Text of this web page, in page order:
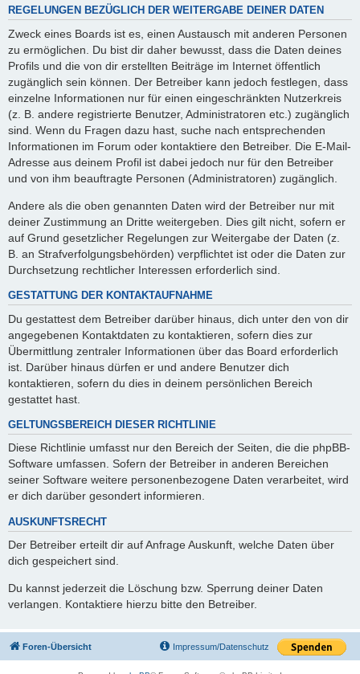
REGELUNGEN BEZÜGLICH DER WEITERGABE DEINER DATEN
Zweck eines Boards ist es, einen Austausch mit anderen Personen
zu ermöglichen. Du bist dir daher bewusst, dass die Daten deines
Profils und die von dir erstellten Beiträge im Internet öffentlich
zugänglich sein können. Der Betreiber kann jedoch festlegen, dass
einzelne Informationen nur für einen eingeschränkten Nutzerkreis
(z. B. andere registrierte Benutzer, Administratoren etc.) zugänglich
sind. Wenn du Fragen dazu hast, suche nach entsprechenden
Informationen im Forum oder kontaktiere den Betreiber. Die E-Mail-
Adresse aus deinem Profil ist dabei jedoch nur für den Betreiber
und von ihm beauftragte Personen (Administratoren) zugänglich.
Andere als die oben genannten Daten wird der Betreiber nur mit
deiner Zustimmung an Dritte weitergeben. Dies gilt nicht, sofern er
auf Grund gesetzlicher Regelungen zur Weitergabe der Daten (z.
B. an Strafverfolgungsbehörden) verpflichtet ist oder die Daten zur
Durchsetzung rechtlicher Interessen erforderlich sind.
GESTATTUNG DER KONTAKTAUFNAHME
Du gestattest dem Betreiber darüber hinaus, dich unter den von dir
angegebenen Kontaktdaten zu kontaktieren, sofern dies zur
Übermittlung zentraler Informationen über das Board erforderlich
ist. Darüber hinaus dürfen er und andere Benutzer dich
kontaktieren, sofern du dies in deinem persönlichen Bereich
gestattet hast.
GELTUNGSBEREICH DIESER RICHTLINIE
Diese Richtlinie umfasst nur den Bereich der Seiten, die die phpBB-
Software umfassen. Sofern der Betreiber in anderen Bereichen
seiner Software weitere personenbezogene Daten verarbeitet, wird
er dich darüber gesondert informieren.
AUSKUNFTSRECHT
Der Betreiber erteilt dir auf Anfrage Auskunft, welche Daten über
dich gespeichert sind.
Du kannst jederzeit die Löschung bzw. Sperrung deiner Daten
verlangen. Kontaktiere hierzu bitte den Betreiber.
Foren-Übersicht Impressum/Datenschutz